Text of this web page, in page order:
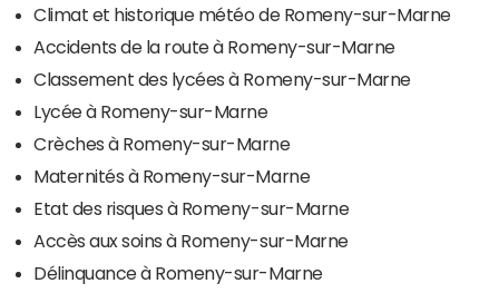
Climat et historique météo de Romeny-sur-Marne
Accidents de la route à Romeny-sur-Marne
Classement des lycées à Romeny-sur-Marne
Lycée à Romeny-sur-Marne
Crèches à Romeny-sur-Marne
Maternités à Romeny-sur-Marne
Etat des risques à Romeny-sur-Marne
Accès aux soins à Romeny-sur-Marne
Délinquance à Romeny-sur-Marne